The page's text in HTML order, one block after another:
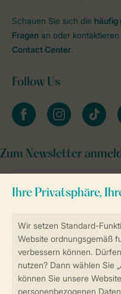
Sicher und schnell
Sichere
Schauen Sie sich die häufig
Fragen an oder
Contact Center.
Follow Us
facebookinstagramtiktok
Zum Newsletter